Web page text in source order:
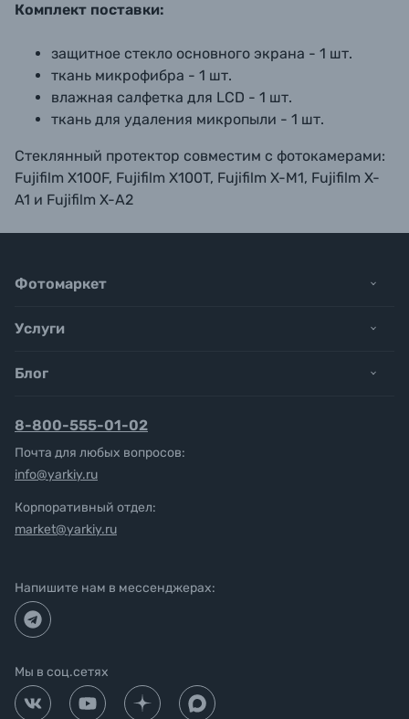
Комплект поставки:
защитное стекло основного экрана - 1 шт.
ткань микрофибра - 1 шт.
влажная салфетка для LCD - 1 шт.
ткань для удаления микропыли - 1 шт.
Стеклянный протектор совместим с фотокамерами:
Fujifilm X100F, Fujifilm X100T, Fujifilm X-M1, Fujifilm X-
A1 и Fujifilm X-A2
Фотомаркет
Услуги
Блог
8-800-555-01-02
Почта для любых вопросов:
info@yarkiy.ru
Корпоративный отдел:
market@yarkiy.ru
Напишите нам в мессенджерах:
Мы в соц.сетях